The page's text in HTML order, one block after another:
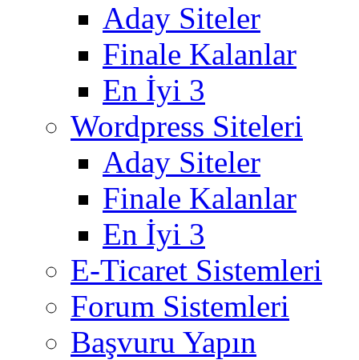
Aday Siteler
Finale Kalanlar
En İyi 3
Wordpress Siteleri
Aday Siteler
Finale Kalanlar
En İyi 3
E-Ticaret Sistemleri
Forum Sistemleri
Başvuru Yapın